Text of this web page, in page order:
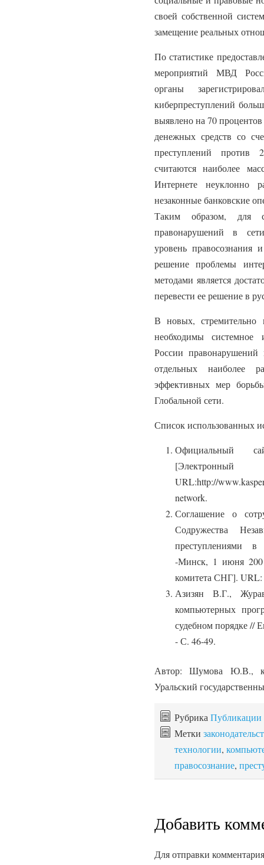
своей собственной
замещение реальных
По статистике
мероприятий МВД
органы
киберпреступлений
выявлено на 70
денежных средств со
преступлений против
считаются наиболее
Интернете неуклонно
незаконные банковские
Таким образом, для
правонарушений в
уровень правосознания
решение проблемы
методами является
перевести ее решение в
В новых, стремительно
необходимы системное
России
отдельных наиболее
эффективных мер
Глобальной сети.
Список использованных
Официальный
URL:http://
network.
Соглашение о
Содружества
преступлениями
-Минск, 1 июня
комитета СНГ]. URL:
Азизян В.Г.,
компьютерных
судебном порядке //
- С. 46-49.
Автор: Шумова Ю.В.,
Уральский
РубрикаПубликации
Метки
технологии,
правосознание,
Добавить
Для отправки